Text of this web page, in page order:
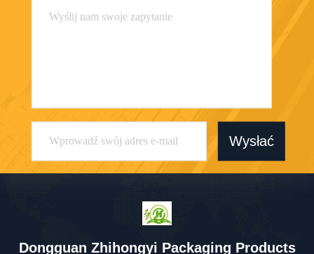
Wysłać
Dongguan Zhihongyi Packaging Products